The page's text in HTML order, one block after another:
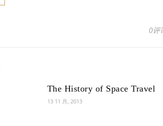
0评
The History of Space Travel
13 11 月, 2013